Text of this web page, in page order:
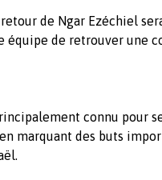
de Ngar Ezéchiel
équipe de retrouver une
connu pour
marquant des buts